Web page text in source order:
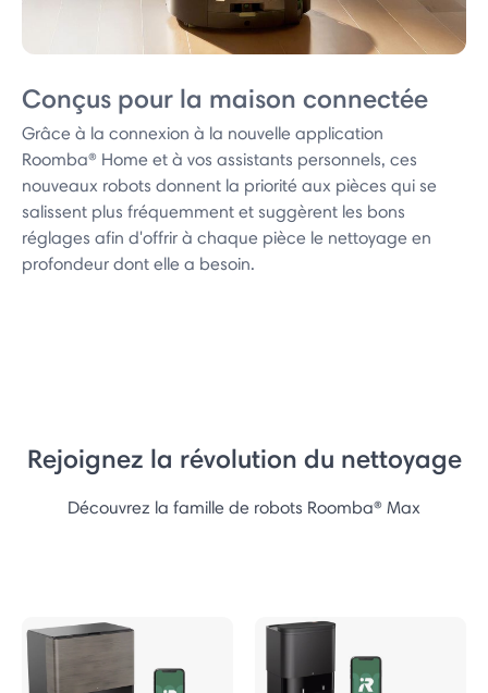
Conçus pour la maison connectée
Grâce à la connexion à la nouvelle application
Roomba® Home et à vos assistants personnels, ces
nouveaux robots donnent la priorité aux pièces qui se
salissent plus fréquemment et suggèrent les bons
réglages afin d'offrir à chaque pièce le nettoyage en
profondeur dont elle a besoin.
Rejoignez la révolution du nettoyage
Découvrez la famille de robots Roomba® Max